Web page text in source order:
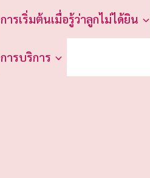
การเริ่มต้นเมื่อรู้ว่าลูกไม่ได้ยิน
การบริการ